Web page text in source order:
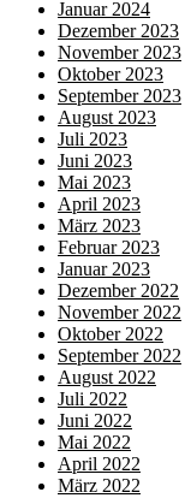
Januar 2024
Dezember 2023
November 2023
Oktober 2023
September 2023
August 2023
Juli 2023
Juni 2023
Mai 2023
April 2023
März 2023
Februar 2023
Januar 2023
Dezember 2022
November 2022
Oktober 2022
September 2022
August 2022
Juli 2022
Juni 2022
Mai 2022
April 2022
März 2022